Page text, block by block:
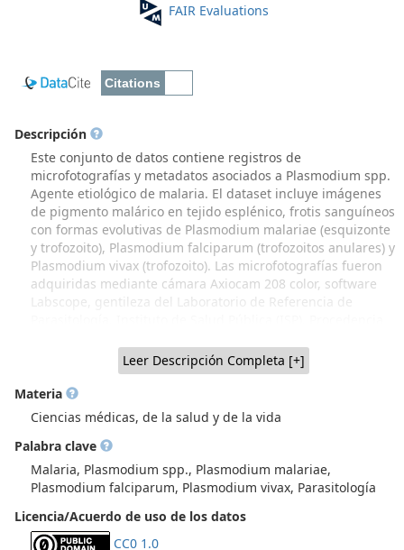
FAIR Evaluations
Descripción
Este conjunto de datos contiene registros de
microfotografías y metadatos asociados a Plasmodium spp.
Agente etiológico de malaria. El dataset incluye imágenes
de pigmento malárico en tejido esplénico, frotis sanguíneos
con formas evolutivas de Plasmodium malariae (esquizonte
y trofozoito), Plasmodium falciparum (trofozoitos anulares) y
Plasmodium vivax (trofozoito). Las microfotografías fueron
adquiridas mediante cámara Axiocam 208 color, software
Labscope, gentileza del Laboratorio de Referencia de
for Tropenmedizin. Hamburgo 1968 (donación realizada al
Dr. Werner Apt); Colección Biológica de Parasitología
(CBPar), NiBG-ICBM, Facultad de Medicina, Universidad de
Chile (Recuperación parcial a través de Proyecto FIDOP
48/2023 UChile IP Prof. Inés Zulantay. Material generado
por varias generaciones de académicos parasitólogos de
Sede Norte, Dr. Hugo Schenone y colaboradores y, material
procedente de Sede Sur, Dr. Werner Apt y colaboradores,
que incluye donaciones de parasitólogos extranjeros, como
el material mostrado en este dataset, donado por el Dr.
Justus Schottelius, Berhard Nocht Institute for
Leer Descripción Completa [+]
Materia
Ciencias médicas, de la salud y de la vida
Palabra clave
Malaria, Plasmodium spp., Plasmodium malariae,
Plasmodium falciparum, Plasmodium vivax, Parasitología
Licencia/Acuerdo de uso de los datos
CC0 1.0